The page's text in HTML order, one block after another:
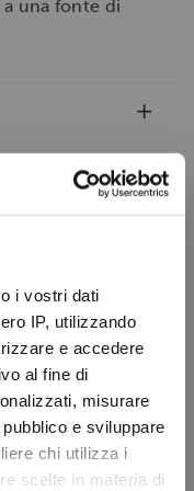
×
i vostri dati
IP, utilizzando
e accedere
al fine di
misurare
e sviluppare
chi utilizza i
scelte in materia di
una fonte di